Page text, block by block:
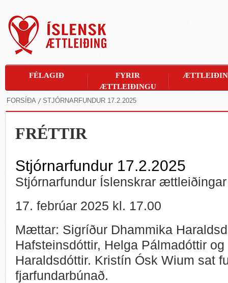
FORSÍÐA STJÓRNARFUNDUR 17.2.2025
FRÉTTIR
Stjórnarfundur 17.2.2025
Stjórnarfundur Íslenskrar
17. febrúar 2025 kl. 17.00
Mættar: Sigríður Dhammika
Hafsteinsdóttir, Helga Pálmadóttir
Haraldsdóttir. Kristín Ósk Wium sat
fjarfundarbúnað.
FÉLAGIÐ
FYRIR
ÆTTLEIÐINGU